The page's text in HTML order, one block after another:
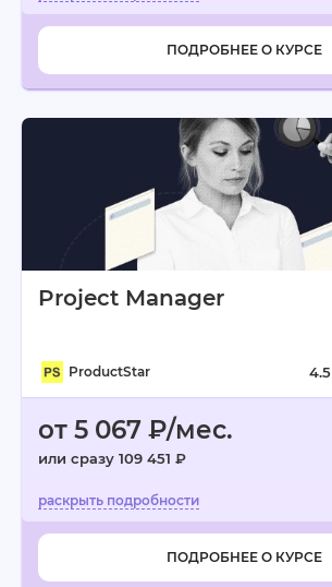
ПОДРОБНЕЕ О КУРСЕ
Project Manager
ProductStar 4.5
от 5 067 ₽/мес.
или сразу 109 451 ₽
ПОДРОБНЕЕ О КУРСЕ